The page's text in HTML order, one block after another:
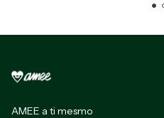
AMEE a ti mesmo